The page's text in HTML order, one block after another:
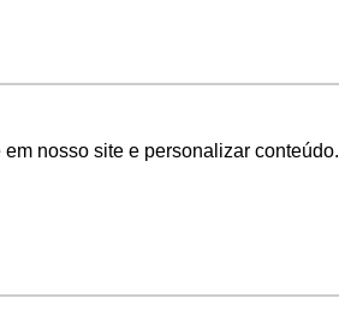
nosso site e personalizar conteúdo.
Home